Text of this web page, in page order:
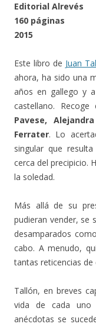
Editorial Alrevés
160 páginas
2015
Este libro de Juan
ahora, ha sido una
años en gallego y
castellano.
Pavese,
Ferrater. Lo
singular que
cerca del precipicio.
la soledad.
Más allá de su
pudieran vender, se
desamparados
cabo. A menudo,
tantas reticencias de
Tallón, en breves
vida de cada uno
anécdotas se